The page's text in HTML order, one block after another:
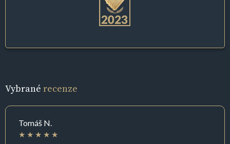
Vybrané recenze
Tomáš N.